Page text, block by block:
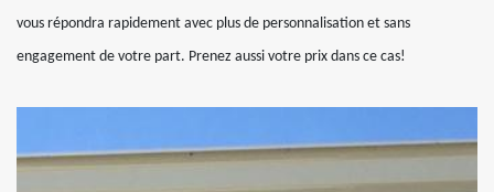
vous répondra rapidement avec plus de personnalisation et sans
engagement de votre part. Prenez aussi votre prix dans ce cas!